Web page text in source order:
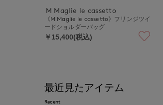
M Maglie le cassetto
《M Maglie le cassetto》フリンジツイ
ードショルダーバッグ
￥15,400(税込)
最近見たアイテム
Recent